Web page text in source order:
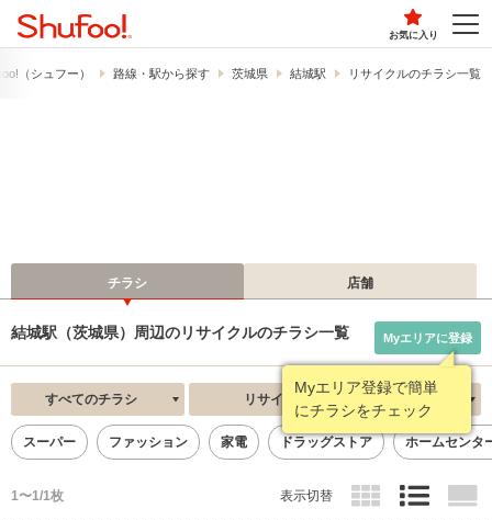
お気に入り
（シュフー） 路線・駅から探す 茨城県 結城駅 リサイクルのチラシ一覧
チラシ 店舗
結城駅（茨城県）周辺のリサイクルのチラシ一覧
Myエリア登録で簡単
にチラシをチェック
Myエリアに登録
すべてのチラシ リサイクル 新着順
スーパー ファッション 家電 ドラッグストア ホームセンタ
1〜1/1枚 表示切替